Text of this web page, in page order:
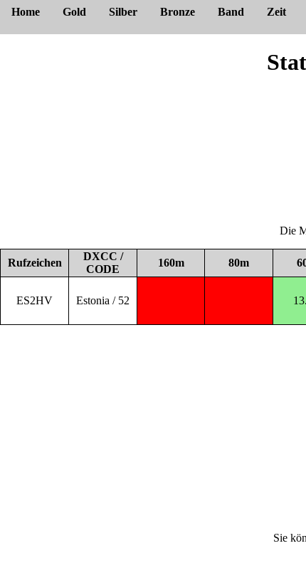
Home Gold Silber Bronze Band Zeit
Die
Rufzeichen
DXCC /
CODE
160m 80m
ES2HV Estonia / 52
Sie